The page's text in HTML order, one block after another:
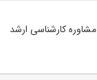
مشاوره کارشناسی ارشد